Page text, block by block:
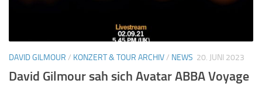
DAVID GILMOUR / KONZERT & TOUR ARCHIV/ NEWS 20. JUNI 2023
David Gilmour sah sich Avatar ABBA Voyage